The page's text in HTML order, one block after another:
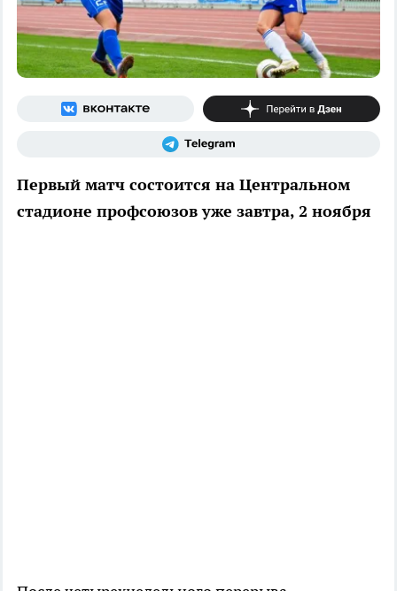
Первый матч состоится на Центральном
стадионе профсоюзов уже завтра, 2 ноября